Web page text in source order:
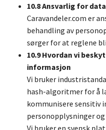
10.8 Ansvarlig for
Caravandeler.com er
behandling av
sørger for at reglene
10.9 Hvordan vi
informasjon
Vi bruker
hash-algoritmer for å
kommunisere sensitiv
personopplysninger
Vi bruker en svensk